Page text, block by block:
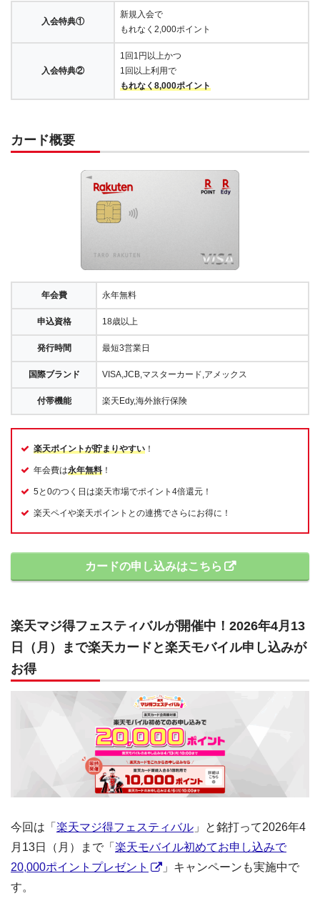
入会特典①
新規入会で
もれなく2,000ポイント
入会特典②
1回1円以上かつ
1回以上利用で
もれなく8,000ポイント
カード概要
年会費 永年無料
申込資格 18歳以上
発行時間 最短3営業日
国際ブランド VISA,JCB,マスターカード,アメックス
付帯機能 楽天Edy,海外旅行保険
楽天ポイントが貯まりやすい ！
年会費は永年無料 ！
5と0のつく日は楽天市場でポイント4倍還元！
楽天ペイや楽天ポイントとの連携でさらにお得に！
カードの申し込みはこちら
楽天マジ得フェスティバルが開催中！2026年4月13
日（月）まで楽天カードと楽天モバイル申し込みが
お得
今回は「 楽天マジ得フェスティバル 」と銘打って2026年4
月13日（月）まで「 楽天モバイル初めてお申し込みで
20,000ポイントプレゼント
」キャンペーンも実施中で
す。